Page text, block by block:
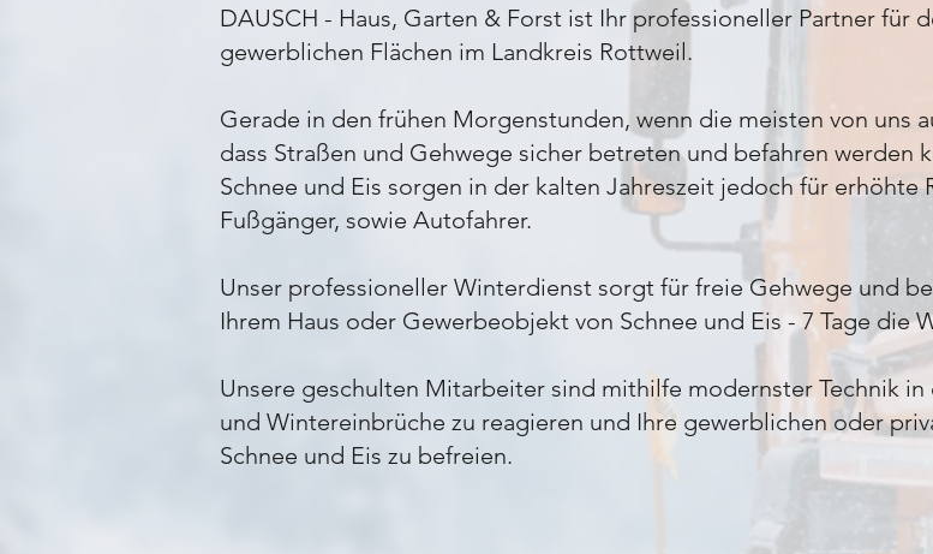
DAUSCH - Haus, Garten & Forst ist Ihr professioneller Partner für
gewerblichen Flächen im Landkreis Rottweil.
Gerade in den frühen Morgenstunden, wenn die meisten von uns
dass Straßen und Gehwege sicher betreten und befahren werden
Schnee und Eis sorgen in der kalten Jahreszeit jedoch für erhöhte
Fußgänger, sowie Autofahrer.
Unser professioneller Winterdienst sorgt für freie Gehwege und
Ihrem Haus oder Gewerbeobjekt von Schnee und Eis - 7 Tage die
Unsere geschulten Mitarbeiter sind mithilfe modernster Technik
und Wintereinbrüche zu reagieren und Ihre gewerblichen oder
Schnee und Eis zu befreien.